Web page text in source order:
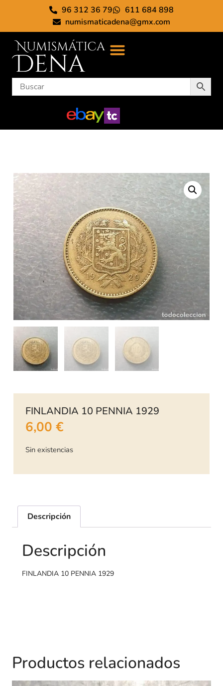
96 312 36 79
611 684 898
numismaticadena@gmx.com
FINLANDIA 10 PENNIA 1929
6,00 €
Sin existencias
Descripción
Descripción
FINLANDIA 10 PENNIA 1929
Productos relacionados